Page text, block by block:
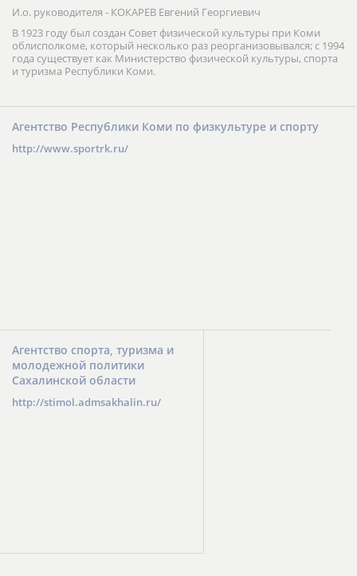
И.о. руководителя - КОКАРЕВ Евгений Георгиевич
В 1923 году был создан Совет физической культуры при Коми
облисполкоме, который несколько раз реорганизовывался; с 1994
года существует как Министерство физической культуры, спорта
и туризма Республики Коми.
Агентство Республики Коми по физкультуре и спорту
http://www.sportrk.ru/
Агентство спорта, туризма и
молодежной политики
Сахалинской области
http://stimol.admsakhalin.ru/